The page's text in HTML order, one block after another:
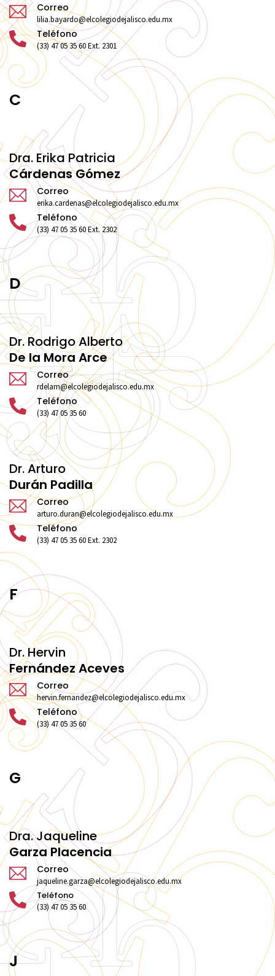
Correo
lilia.bayardo@elcolegiodejalisco.edu.mx
Teléfono
(33) 47 05 35 60 Ext. 2301
C
Dra. Erika Patricia
Cárdenas Gómez
Correo
erika.cardenas@elcolegiodejalisco.edu.mx
Teléfono
(33) 47 05 35 60 Ext. 2302
D
Dr. Rodrigo Alberto
De la Mora Arce
Correo
rdelam@elcolegiodejalisco.edu.mx
Teléfono
(33) 47 05 35 60
Dr. Arturo
Durán Padilla
Correo
arturo.duran@elcolegiodejalisco.edu.mx
Teléfono
(33) 47 05 35 60 Ext. 2302
F
Dr. Hervin
Fernández Aceves
Correo
hervin.fernandez@elcolegiodejalisco.edu.mx
Teléfono
(33) 47 05 35 60
G
Dra. Jaqueline
Garza Placencia
Correo
jaqueline.garza@elcolegiodejalisco.edu.mx
Teléfono
(33) 47 05 35 60
J